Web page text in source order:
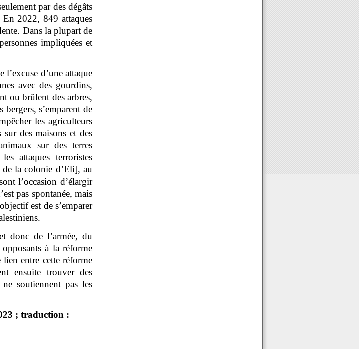
par des dégâts
En 2022, 849 attaques
Dans la plupart de
impliquées et
d’une attaque
avec des gourdins,
ou brûlent des arbres,
s’emparent de
les agriculteurs
sur des maisons et des
sur des terres
attaques terroristes
la colonie d’Eli], au
l’occasion d’élargir
pas spontanée, mais
est de s’emparer
donc de l’armée, du
à la réforme
entre cette réforme
ensuite trouver des
soutiennent pas les
; traduction :